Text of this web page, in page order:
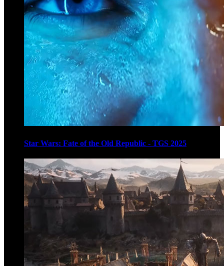
Star Wars: Fate of the Old Republic - TGS 2025